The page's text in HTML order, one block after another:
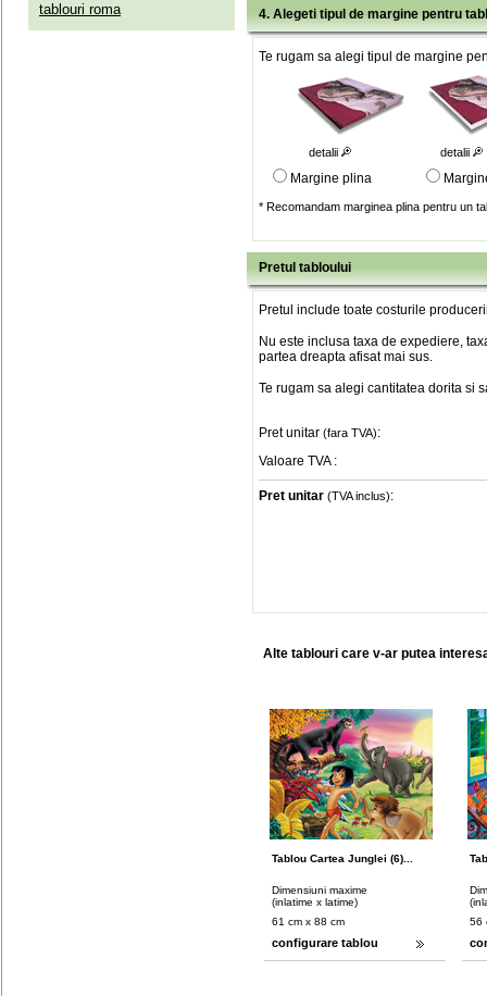
tablouri roma
4. Alegeti tipul de margine pentru
Te rugam sa alegi tipul de margine
detalii detalii
Margine plina
* Recomandam marginea plina pentru un
Pretul tabloului
Pretul include toate costurile
Nu este inclusa taxa de expediere,
partea dreapta afisat mai sus.
Te rugam sa alegi cantitatea dorita si
Pret unitar (fara TVA):
Valoare TVA :
Pret unitar (TVA inclus):
Alte tablouri care v-ar putea
Tablou Cartea Junglei (6)...
Dimensiuni maxime
(inlatime x latime)
61 cm x 88 cm
configurare tablou
56